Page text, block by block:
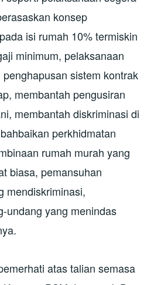
konsep
isi rumah 10% termiskin
minimum, pelaksanaan
penghapusan sistem kontrak
membantah pengusiran
membantah diskriminasi di
perkhidmatan
rumah murah yang
biasa, pemansuhan
mendiskriminasi,
undang yang menindas
atas talian semasa